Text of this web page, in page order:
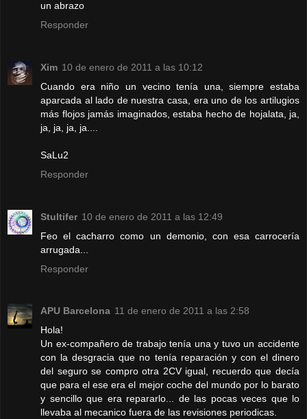
un abrazo
Responder
Xim 10 de enero de 2011 a las 10:12
Cuando era niño un vecino tenía una, siempre estaba
aparcada al lado de nuestra casa, era uno de los artilugios
más flojos jamás imaginados, estaba hecho de hojalata, ja,
ja, ja, ja, ja....
SaLu2
Responder
Stultifer 10 de enero de 2011 a las 12:49
Feo el cacharro como un demonio, con esa carrocería
arrugada...
Responder
APU Barcelona 11 de enero de 2011 a las 2:58
Hola!
Un ex-compañero de trabajo tenía una y tuvo un accidente
con la desgracia que no tenía reparación y con el dinero
del seguro se compro otra 2CV igual, recuerdo que decía
que para el ese era el mejor coche del mundo por lo barato
y sencillo que era repararlo... de las pocas veces que lo
llevaba al mecanico fuera de las revisiones periodicas.